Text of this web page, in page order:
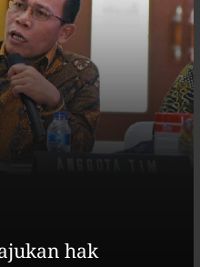
hak
pejabat abai LHKPN